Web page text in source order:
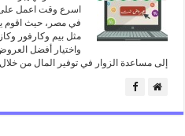
اسرع وقت اعمل
في مصر، حيث اقوم
مثل بيم وكارفور
واختيار أفضل
إلى مساعدة الزوار في توفير المال من